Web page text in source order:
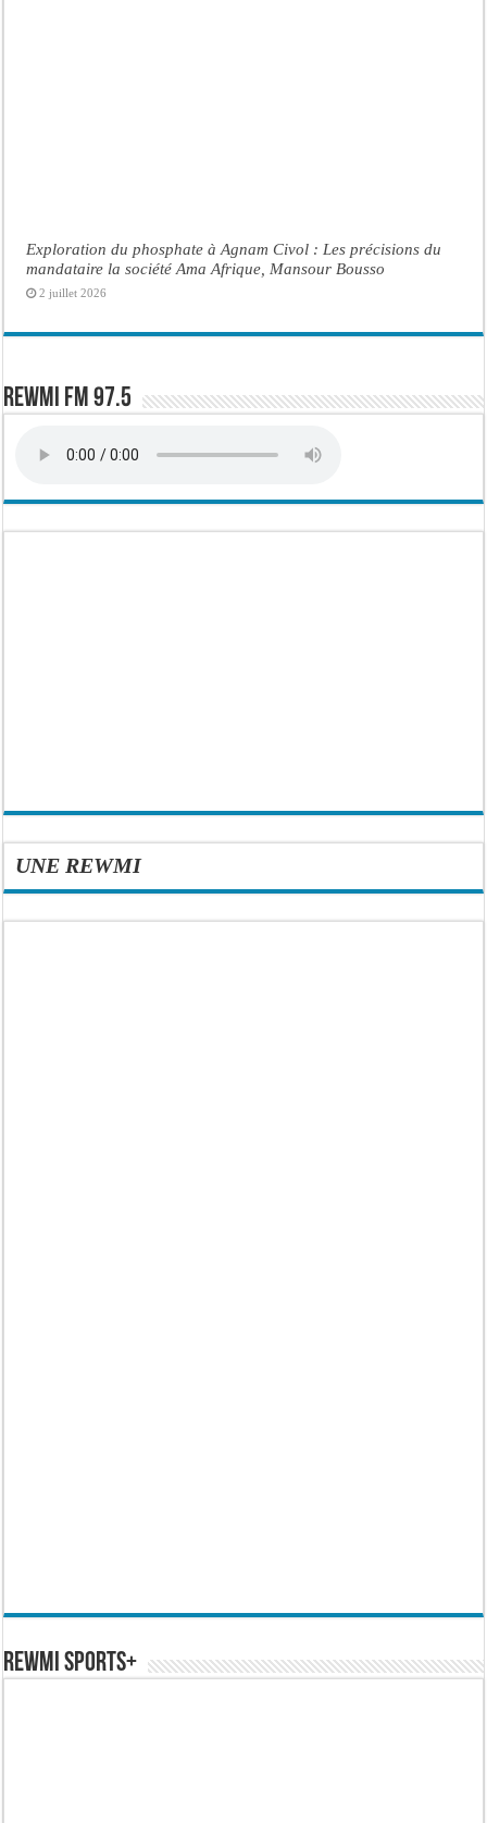
Exploration du phosphate à Agnam Civol : Les précisions du
mandataire la société Ama Afrique, Mansour Bousso
2 juillet 2026
Rewmi FM 97.5
UNE REWMI
REWMI SPORTS+